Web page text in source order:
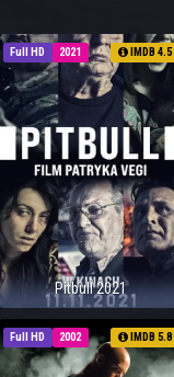
Full HD 2021 IMDB 4.5
Pitbull 2021
Full HD 2002 IMDB 5.8